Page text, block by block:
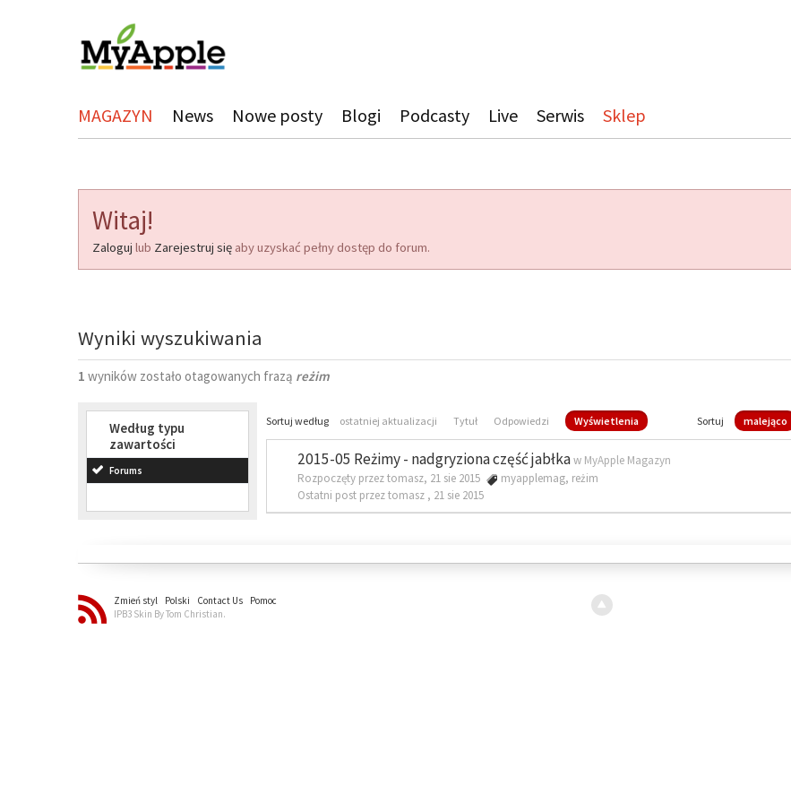
MAGAZYN News Nowe posty Blogi Podcasty Live Serwis Sklep
Witaj!
Zaloguj lub Zarejestruj się aby uzyskać pełny dostęp do forum.
Wyniki wyszukiwania
1 wyników zostało otagowanych frazą reżim
Według typu
zawartości
Forums
Sortuj według ostatniej aktualizacji Tytuł Odpowiedzi Wyświetlenia Sortuj malejąco
2015-05 Reżimy - nadgryziona część jabłkaw MyApple Magazyn
Rozpoczęty przez tomasz, 21 sie 2015
myapplemag, reżim
Ostatni post przez tomasz , 21 sie 2015
Zmień styl Polski Contact Us
Pomoc
IPB3 Skin By Tom Christian.